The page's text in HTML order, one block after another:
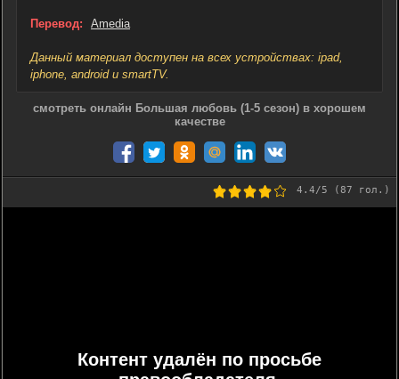
Перевод: Amedia
Данный материал доступен на всех устройствах: ipad,
iphone, android и smartTV.
смотреть онлайн Большая любовь (1-5 сезон) в хорошем
качестве
4.4/5 (87 гол.)
Контент удалён по просьбе